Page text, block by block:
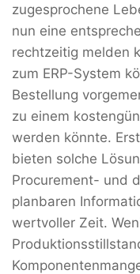
zugesprochene
nun eine
rechtzeitig melden
zum ERP-System
Bestellung
zu einem
werden könnte.
bieten solche
Procurement- und
planbaren
wertvoller Zeit.